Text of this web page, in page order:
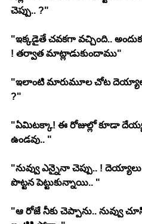
చెప్పు.. ?"
"ఇక్కడైతే చవకగా వచ్చింది..
! తర్వాత మాట్లాడుకుందాము"
"ఇలాంటి మారుమూల చోట
?"
"ఏమిటక్కా! ఈ రోజుల్లో కూడా
ఉండవు.. "
"నువ్వు ఎన్నైనా చెప్పు.. !
పొట్టన పెట్టుకున్నాయి.. "
"ఆ రోజే నీకు చెప్పాను.. నువ్వు